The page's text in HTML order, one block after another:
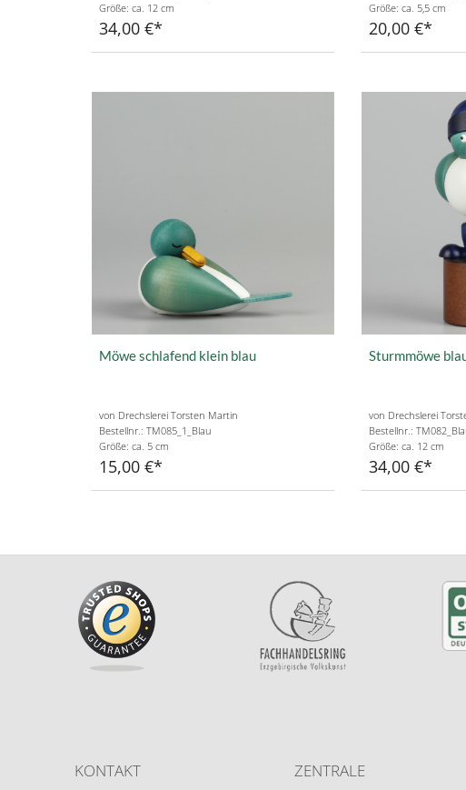
Größe: ca. 12 cm
34,00 €
Größe: ca. 5,5 cm
20,00 €
Möwe schlafend klein blau
von Drechslerei Torsten Martin
Bestellnr.: TM085_1_Blau
Größe: ca. 5 cm
15,00 €
Sturmmöwe
von Drechslerei
Bestellnr.:
Größe: ca. 12 cm
34,00 €
KONTAKT ZENTRALE